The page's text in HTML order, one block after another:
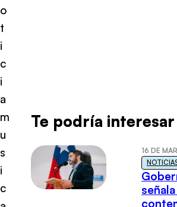
o
t
i
c
i
a
m
u
s
i
c
Te podría interesar
16 DE